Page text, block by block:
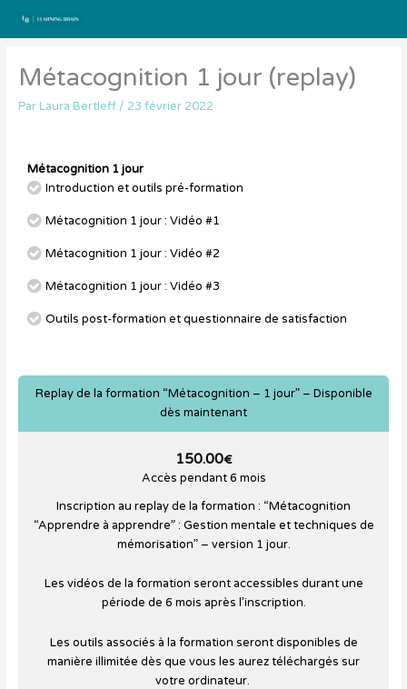
Métacognition 1 jour (replay)
Par Laura Bertleff / 23 février 2022
Métacognition 1 jour
Introduction et outils pré-formation
Métacognition 1 jour : Vidéo #1
Métacognition 1 jour : Vidéo #2
Métacognition 1 jour : Vidéo #3
Outils post-formation et questionnaire de satisfaction
Replay de la formation “Métacognition – 1 jour” – Disponible
dès maintenant
150.00€
Accès pendant 6 mois
Inscription au replay de la formation : “Métacognition
“Apprendre à apprendre” : Gestion mentale et techniques de
mémorisation” – version 1 jour.
Les vidéos de la formation seront accessibles durant une
période de 6 mois après l’inscription.
Les outils associés à la formation seront disponibles de
manière illimitée dès que vous les aurez téléchargés sur
votre ordinateur.